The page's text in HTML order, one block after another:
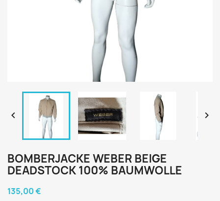
 
BOMBERJACKE WEBER BEIGE
DEADSTOCK 100% BAUMWOLLE
135,00 €